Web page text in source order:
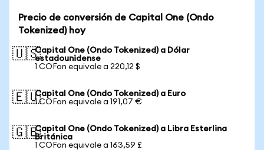
Precio de conversión de Capital One (Ondo
Tokenized) hoy
🇺🇸Capital One (Ondo Tokenized) a Dólar
estadounidense
1 COFon equivale a 220,12 $
🇪🇺Capital One (Ondo Tokenized) a Euro
1 COFon equivale a 191,07 €
🇬🇧Capital One (Ondo Tokenized) a Libra Esterlina
Británica
1 COFon equivale a 163,59 £